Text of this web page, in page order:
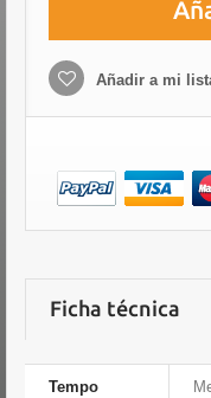
Añadir a mi
Ficha técnica
Tempo